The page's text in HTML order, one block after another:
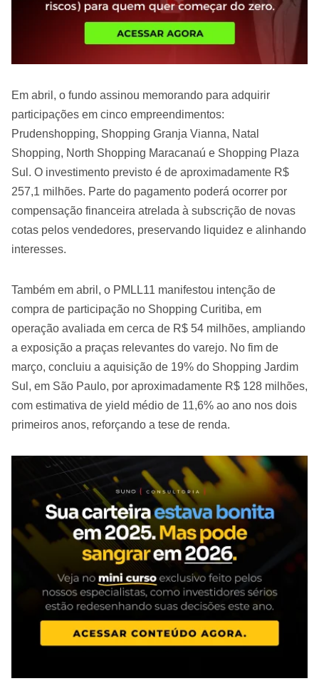
Em abril, o fundo assinou memorando para adquirir
participações em cinco empreendimentos:
Prudenshopping, Shopping Granja Vianna, Natal
Shopping, North Shopping Maracanaú e Shopping Plaza
Sul. O investimento previsto é de aproximadamente R$
257,1 milhões. Parte do pagamento poderá ocorrer por
compensação financeira atrelada à subscrição de novas
cotas pelos vendedores, preservando liquidez e alinhando
interesses.
Também em abril, o PMLL11 manifestou intenção de
compra de participação no Shopping Curitiba, em
operação avaliada em cerca de R$ 54 milhões, ampliando
a exposição a praças relevantes do varejo. No fim de
março, concluiu a aquisição de 19% do Shopping Jardim
Sul, em São Paulo, por aproximadamente R$ 128 milhões,
com estimativa de yield médio de 11,6% ao ano nos dois
primeiros anos, reforçando a tese de renda.